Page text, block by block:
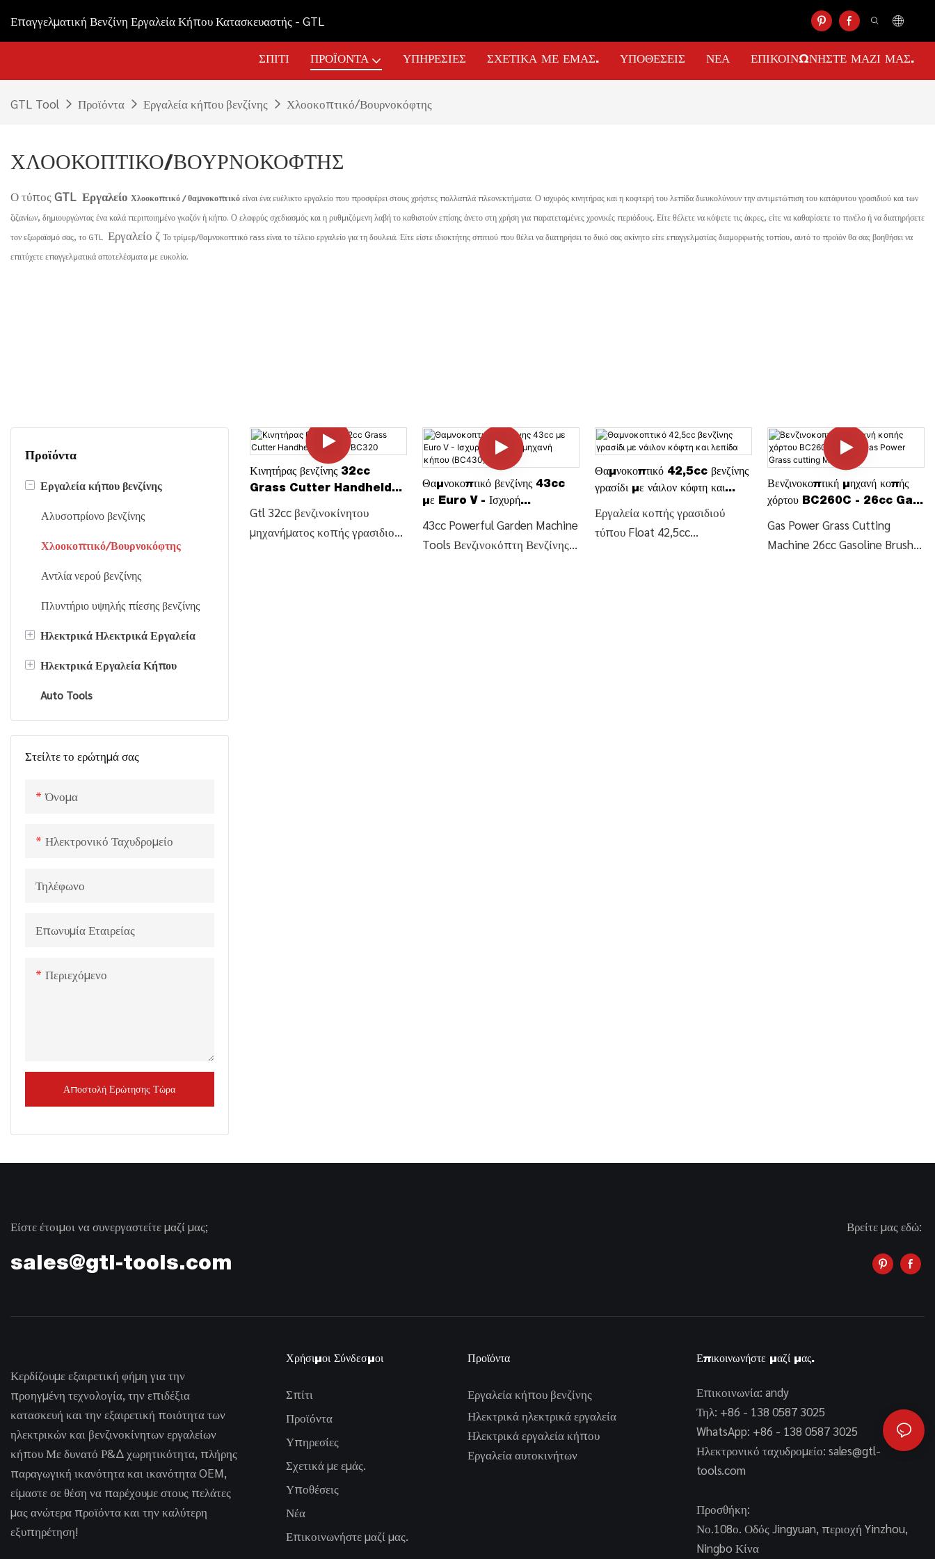
Επαγγελματική Βενζίνη Εργαλεία Κήπου Κατασκευαστής - GTL
ΣΠΊΤΙ ΠΡΟΪΌΝΤΑ ΥΠΗΡΕΣΊΕΣ ΣΧΕΤΙΚΆ ΜΕ ΕΜΆΣ. ΥΠΟΘΈΣΕΙΣ ΝΈΑ ΕΠΙΚΟΙΝΩΝΉΣΤΕ ΜΑΖΊ ΜΑΣ.
GTL Tool Προϊόντα Εργαλεία κήπου βενζίνης Χλοοκοπτικό/Βουρνοκόφτης
ΧΛΟΟΚΟΠΤΙΚΌ/ΒΟΥΡΝΟΚΌΦΤΗΣ
Ο τύποςGTL Εργαλείο Χλοοκοπτικό / θαμνοκοπτικόείναι ένα ευέλικτο εργαλείο που προσφέρει στους χρήστες πολλαπλά πλεονεκτήματα. Ο ισχυρός κινητήρας και η κοφτερή του λεπίδα διευκολύνουν την αντιμετώπιση του κατάφυτου γρασιδιού και των
ζιζανίων, δημιουργώντας ένα καλά περιποιημένο γκαζόν ή κήπο. Ο ελαφρύς σχεδιασμός και η ρυθμιζόμενη λαβή το καθιστούν επίσης άνετο στη χρήση για παρατεταμένες χρονικές περιόδους. Είτε θέλετε να κόψετε τις άκρες, είτε να καθαρίσετε το πινέλο ή να διατηρήσετε
τον εξωραϊσμό σας, το GTL
Εργαλείο ζ Το τρίμερ/θαμνοκοπτικό rass είναι το τέλειο εργαλείο για τη δουλειά. Είτε είστε ιδιοκτήτης σπιτιού που θέλει να διατηρήσει το δικό σας ακίνητο είτε επαγγελματίας διαμορφωτής τοπίου, αυτό το προϊόν θα σας βοηθήσει να
επιτύχετε επαγγελματικά αποτελέσματα με ευκολία.
Προϊόντα
- Εργαλεία κήπου βενζίνης
Αλυσοπρίονο βενζίνης
Χλοοκοπτικό/Βουρνοκόφτης
Αντλία νερού βενζίνης
Πλυντήριο υψηλής πίεσης βενζίνης
+ Ηλεκτρικά Ηλεκτρικά Εργαλεία
Ηλεκτρικό Πριόνι
Ηλεκτρικό τρυπάνι
+ Ηλεκτρικά Εργαλεία Κήπου
Διαχωριστής κορμών
Ηλεκτρικό κουρευτικό φράχτη
Auto Tools
Στείλτε το ερώτημά σας
Όνομα
Ηλεκτρονικό Ταχυδρομείο
Τηλέφωνο
Επωνυμία Εταιρείας
Περιεχόμενο
Αποστολή Ερώτησης Τώρα
Κινητήρας βενζίνης 32cc
Grass Cutter Handheld
Trimmer BC320
Gtl 32cc βενζινοκίνητου
μηχανήματος κοπής γρασιδιού
Θαμνοκοπτικό βενζίνης 43cc
με Euro V - Ισχυρή
εργαλειομηχανή κήπου
43cc Powerful Garden Machine
Tools Βενζινοκόπτη Βενζίνης
Θαμνοκοπτικό 42,5cc βενζίνης
γρασίδι με νάιλον κόφτη και
Εργαλεία κοπής γρασιδιού
τύπου Float 42,5cc
Βενζινοκοπτική μηχανή κοπής
χόρτου BC260C - 26cc Gas
Gas Power Grass Cutting
Machine 26cc Gasoline Brush
Είστε έτοιμοι να συνεργαστείτε μαζί μας;
sales@gtl-tools.com
Βρείτε μας εδώ:
Κερδίζουμε εξαιρετική φήμη για την
προηγμένη τεχνολογία, την επιδέξια
κατασκευή και την εξαιρετική ποιότητα των
ηλεκτρικών και βενζινοκίνητων εργαλείων
κήπου Με δυνατό Ρ&Δ χωρητικότητα, πλήρης
παραγωγική ικανότητα και ικανότητα OEM,
είμαστε σε θέση να παρέχουμε στους πελάτες
μας ανώτερα προϊόντα και την καλύτερη
εξυπηρέτηση!
Χρήσιμοι Σύνδεσμοι
Σπίτι
Προϊόντα
Υπηρεσίες
Σχετικά με εμάς.
Υποθέσεις
Νέα
Επικοινωνήστε μαζί μας.
Προϊόντα
Εργαλεία κήπου βενζίνης
Ηλεκτρικά ηλεκτρικά εργαλεία
Ηλεκτρικά εργαλεία κήπου
Εργαλεία αυτοκινήτων
Επικοινωνήστε μαζί μας.
Επικοινωνία: andy
Τηλ: +86 - 138 0587 3025
WhatsApp: +86 - 138 0587 3025
Ηλεκτρονικό ταχυδρομείο: sales@gtl-
tools.com
Προσθήκη:
Νο.108ο. Οδός Jingyuan, περιοχή Yinzhou,
Ningbo Κίνα